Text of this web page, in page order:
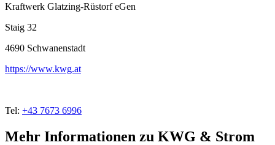
Kraftwerk Glatzing-Rüstorf eGen
Staig 32
4690 Schwanenstadt
https://www.kwg.at
Tel: +43 7673 6996
Mehr Informationen zu KWG & Strom